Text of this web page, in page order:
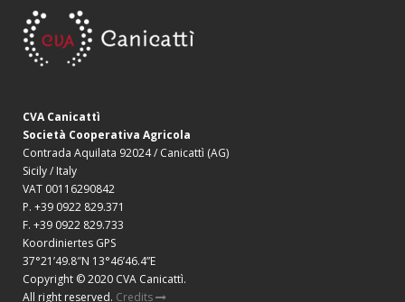
CVA Canicattì
Società Cooperativa Agricola
Contrada Aquilata 92024 / Canicattì (AG)
Sicily / Italy
VAT 00116290842
P. +39 0922 829.371
F. +39 0922 829.733
Koordiniertes GPS
37°21’49.8″N 13°46’46.4”E
Copyright © 2020 CVA Canicattì.
All right reserved. Credits